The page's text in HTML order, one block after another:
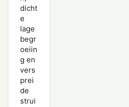
dicht
e
lage
begr
oeiin
g en
vers
prei
de
strui